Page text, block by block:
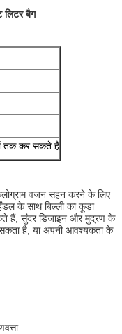
लिटर बैग
तक कर सकते हैं
वजन सहन करने के लिए
के साथ बिल्ली का कूड़ा
हैं, सुंदर डिजाइन और मुद्रण के
सकता है, या अपनी आवश्यकता के